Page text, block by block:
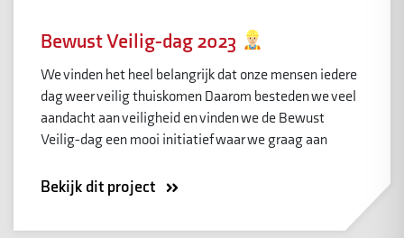
Bewust Veilig-dag 2023
We vinden het heel belangrijk dat onze mensen iedere
dag weer veilig thuiskomen Daarom besteden we veel
aandacht aan veiligheid en vinden we de Bewust
Veilig-dag een mooi initiatief waar we graag aan
Bekijk dit project